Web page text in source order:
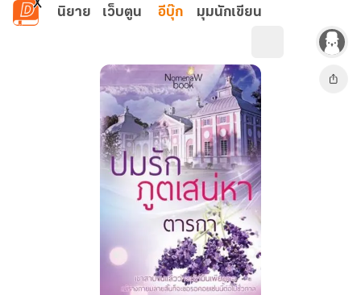
ข้ามไปยังเนื้อหาหลัก
นิยาย เว็บตูน อีบุ๊ก มุมนักเขียน